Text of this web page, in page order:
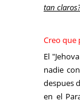
tan
Creo que
El
nadie
despues
en el